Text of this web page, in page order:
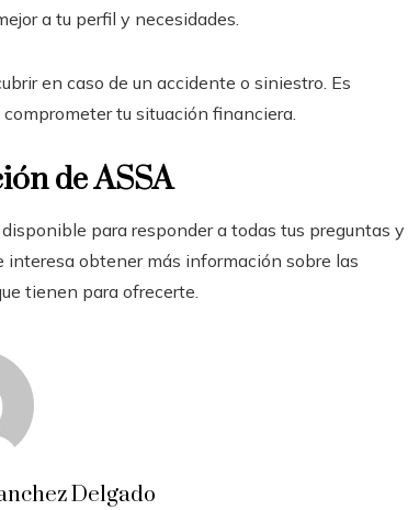
a tu perfil y necesidades.
en caso de un accidente o siniestro. Es
tu situación financiera.
de ASSA
para responder a todas tus preguntas y
interesa obtener más información sobre las
tienen para ofrecerte.
Delgado